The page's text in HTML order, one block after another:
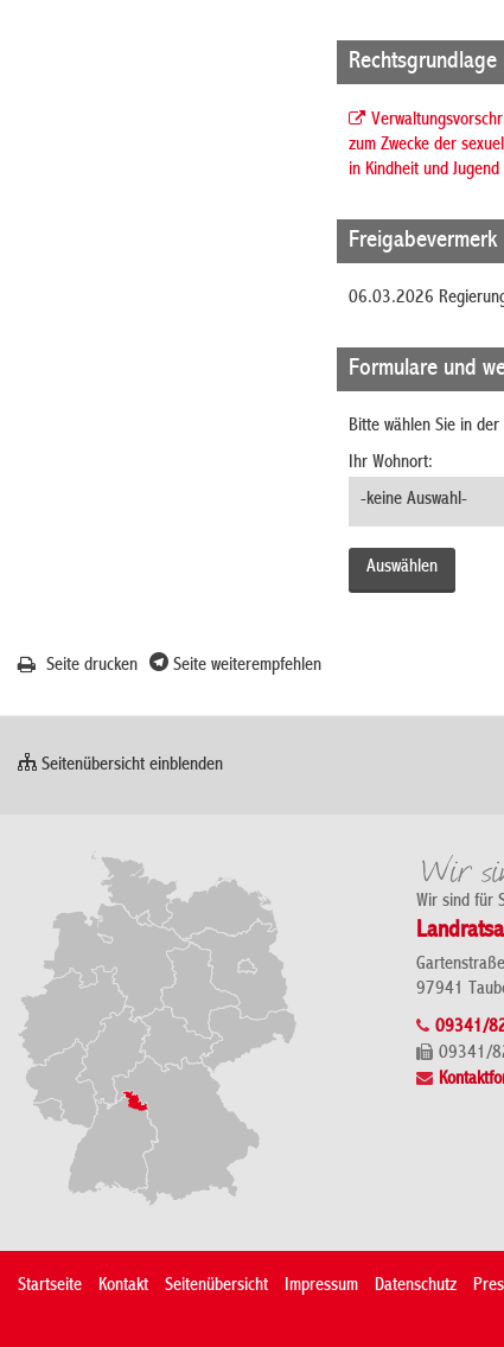
Rechtsgrundlage
zum Zwecke der
in Kindheit und
Freigabevermerk
06.03.2026
Formulare und
Bitte wählen Sie in
Ihr Wohnort:
Seite drucken Seite weiterempfehlen
Seitenübersicht einblenden
Wir sind für
97941
09341/
09341/
Startseite Kontakt Seitenübersicht Impressum Datenschutz